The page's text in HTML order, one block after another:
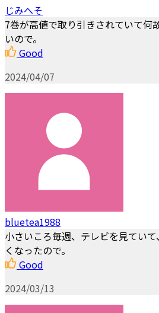
じみへそ
7巻が高値で取り引きされていて何
いので。
Good
2024/04/07
bluetea1988
小さいころ毎週、テレビを見てい
くなったので。
Good
2024/03/13